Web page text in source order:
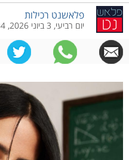
פלאשנט רכילות
יום רביעי, 3 ביוני 2026, 07:34